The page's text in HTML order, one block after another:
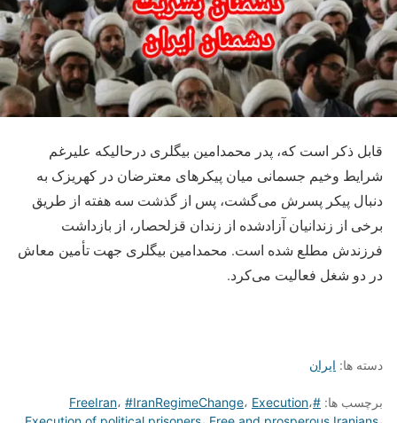
قابل ذکر است که، پدر محمدامین بیگلری درحالیکه علیرغم
شرایط وخیم جسمانی میان پیکرهای معترضان در کهریزک به
دنبال پیکر پسرش می‌گشت، پس از گذشت سه هفته از طریق
برخی از زندانیان آزادشده از زندان قزلحصار، از بازداشت
فرزندش مطلع شده است. محمدامین بیگلری جهت تأمین معاش
در دو شغل فعالیت می‌کرد.
دسته ها: ایران
برچسب ها: #FreeIran ، #IranRegimeChange، Execution،